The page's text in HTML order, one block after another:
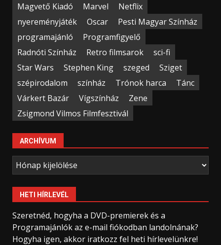
Magvető Kiadó
Marvel
Netflix
nyereményjáték
Oscar
Pesti Magyar Színház
programajánló
Programfigyelő
Radnóti Színház
Retro filmsarok
sci-fi
Star Wars
Stephen King szeged
Sziget
szépirodalom
színház Trónok harca
Tánc
Várkert Bazár
Vígszínház
Zene
Zsigmond Vilmos Filmfesztivál
ARCHÍVUM
Archívum
HETI HÍRLEVÉL
Szeretnéd, hogyha a DVD-premierek és a
Programajánlók az e-mail fiókodban landolnának?
Hogyha igen, akkor iratkozz fel heti hírlevelünkre!